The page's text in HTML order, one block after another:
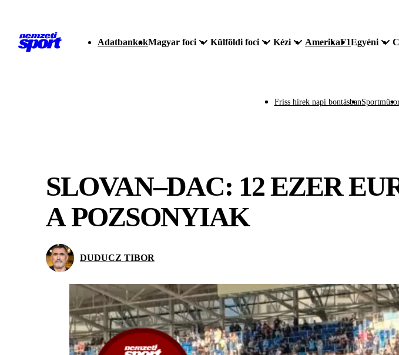
AdatbankokMagyar foci Külföldi foci Kézi AmerikaF1Egyéni
Friss hírek napi bontásban
SLOVAN–DAC: 12 EZER
A POZSONYIAK
DUDUCZ TIBOR